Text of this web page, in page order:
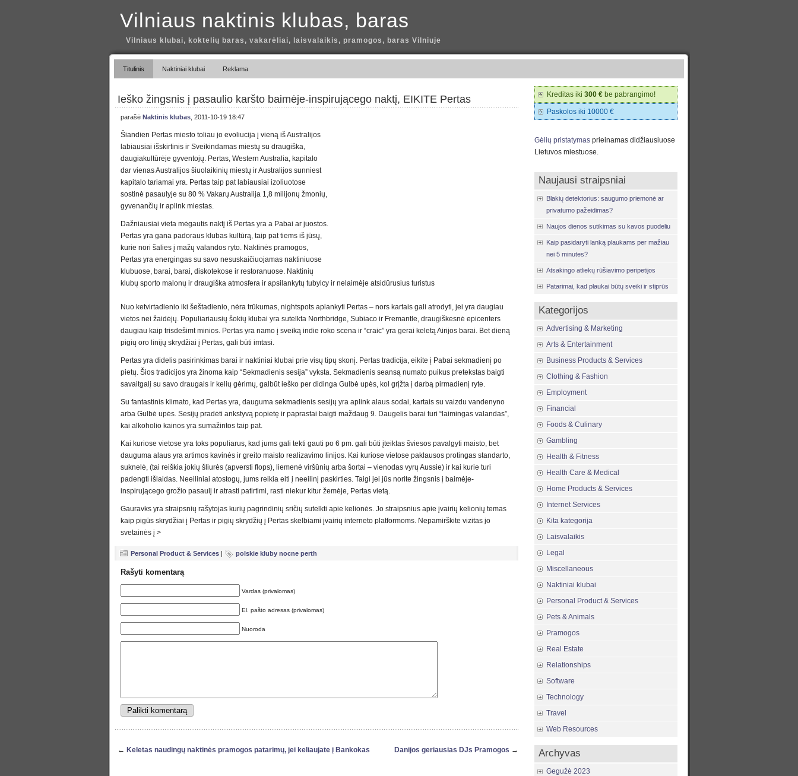
Vilniaus naktinis klubas, baras
Vilniaus klubai, koktelių baras, vakarėliai, laisvalaikis, pramogos, baras Vilniuje
Titulinis Naktiniai klubai Reklama
Ieško žingsnis į pasaulio karšto baimėje-inspirującego naktį, EIKITE Pertas
parašė Naktinis klubas , 2011-10-19 18:47
Šiandien Pertas miesto toliau jo evoliucija į vieną iš Australijos
labiausiai išskirtinis ir Sveikindamas miestų su draugiška,
daugiakultūrėje gyventojų. Pertas, Western Australia, kapitalo
dar vienas Australijos šiuolaikinių miestų ir Australijos sunniest
kapitalo tariamai yra. Pertas taip pat labiausiai izoliuotose
sostinė pasaulyje su 80 % Vakarų Australija 1,8 milijonų žmonių,
gyvenančių ir aplink miestas.
Dažniausiai vieta mėgautis naktį iš Pertas yra a Pabai ar juostos.
Pertas yra gana padoraus klubas kultūrą, taip pat tiems iš jūsų,
kurie nori šalies į mažų valandos ryto. Naktinės pramogos,
Pertas yra energingas su savo nesuskaičiuojamas naktiniuose
klubuose, barai, barai, diskotekose ir restoranuose. Naktinių
klubų sporto malonų ir draugiška atmosfera ir apsilankytų tubylcy ir nelaimėje atsidūrusius turistus
Nuo ketvirtadienio iki šeštadienio, nėra trūkumas, nightspots aplankyti Pertas – nors kartais gali atrodyti, jei yra daugiau
vietos nei žaidėjų. Populiariausių šokių klubai yra sutelkta Northbridge, Subiaco ir Fremantle, draugiškesnė epicenters
daugiau kaip trisdešimt minios. Pertas yra namo į sveiką indie roko scena ir “craic” yra gerai keletą Airijos barai. Bet dieną
pigių oro linijų skrydžiai į Pertas, gali būti imtasi.
Pertas yra didelis pasirinkimas barai ir naktiniai klubai prie visų tipų skonį. Pertas tradicija, eikite į Pabai sekmadienį po
pietų. Šios tradicijos yra žinoma kaip “Sekmadienis sesija” vyksta. Sekmadienis seansą numato puikus pretekstas baigti
savaitgalį su savo draugais ir kelių gėrimų, galbūt ieško per didinga Gulbė upės, kol grįžta į darbą pirmadienį ryte.
Su fantastinis klimato, kad Pertas yra, dauguma sekmadienis sesijų yra aplink alaus sodai, kartais su vaizdu vandenyno
arba Gulbė upės. Sesijų pradėti ankstyvą popietę ir paprastai baigti maždaug 9. Daugelis barai turi “laimingas valandas”,
kai alkoholio kainos yra sumažintos taip pat.
Kai kuriose vietose yra toks populiarus, kad jums gali tekti gauti po 6 pm. gali būti įteiktas šviesos pavalgyti maisto, bet
dauguma alaus yra artimos kavinės ir greito maisto realizavimo linijos. Kai kuriose vietose paklausos protingas standarto,
suknelė, (tai reiškia jokių šliurės (apversti flops), liemenė viršūnių arba šortai – vienodas vyrų Aussie) ir kai kurie turi
padengti išlaidas. Neeiliniai atostogų, jums reikia eiti į neeilinį paskirties. Taigi jei jūs norite žingsnis į baimėje-
inspirującego grožio pasaulį ir atrasti patirtimi, rasti niekur kitur žemėje, Pertas vietą.
Gauravks yra straipsnių rašytojas kurių pagrindinių sričių sutelkti apie kelionės. Jo straipsnius apie įvairių kelionių temas
kaip pigūs skrydžiai į Pertas ir pigių skrydžių į Pertas skelbiami įvairių interneto platformoms. Nepamirškite vizitas jo
svetainės į >
Personal Product & Services | polskie kluby nocne perth
Rašyti komentarą
Vardas (privalomas)
El. pašto adresas (privalomas)
Nuoroda
← Keletas naudingų naktinės pramogos patarimų, jei keliaujate į Bankokas Danijos geriausias DJs Pramogos →
Kreditas iki 300 € be pabrangimo!
Paskolos iki 10000 €
Gėlių pristatymas prieinamas didžiausiuose
Lietuvos miestuose.
Naujausi straipsniai
Blakių detektorius: saugumo priemonė ar
privatumo pažeidimas?
Naujos dienos sutikimas su kavos puodeliu
Kaip pasidaryti lanką plaukams per mažiau
nei 5 minutes?
Atsakingo atliekų rūšiavimo peripetijos
Patarimai, kad plaukai būtų sveiki ir stiprūs
Kategorijos
Advertising & Marketing
Arts & Entertainment
Business Products & Services
Clothing & Fashion
Employment
Financial
Foods & Culinary
Gambling
Health & Fitness
Health Care & Medical
Home Products & Services
Internet Services
Kita kategorija
Laisvalaikis
Legal
Miscellaneous
Naktiniai klubai
Personal Product & Services
Pets & Animals
Pramogos
Real Estate
Relationships
Software
Technology
Travel
Web Resources
Archyvas
Gegužė 2023